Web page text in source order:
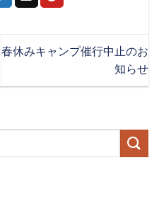
春休みキャンプ催行中止のお
知らせ